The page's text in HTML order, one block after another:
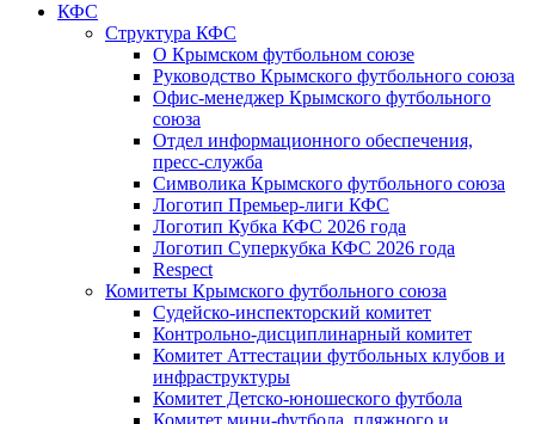
КФС
Структура КФС
О Крымском футбольном союзе
Руководство Крымского футбольного союза
Офис-менеджер Крымского футбольного
союза
Отдел информационного обеспечения,
пресс-служба
Символика Крымского футбольного союза
Логотип Премьер-лиги КФС
Логотип Кубка КФС 2026 года
Логотип Суперкубка КФС 2026 года
Respect
Комитеты Крымского футбольного союза
Судейско-инспекторский комитет
Контрольно-дисциплинарный комитет
Комитет Аттестации футбольных клубов и
инфраструктуры
Комитет Детско-юношеского футбола
Комитет мини-футбола, пляжного и